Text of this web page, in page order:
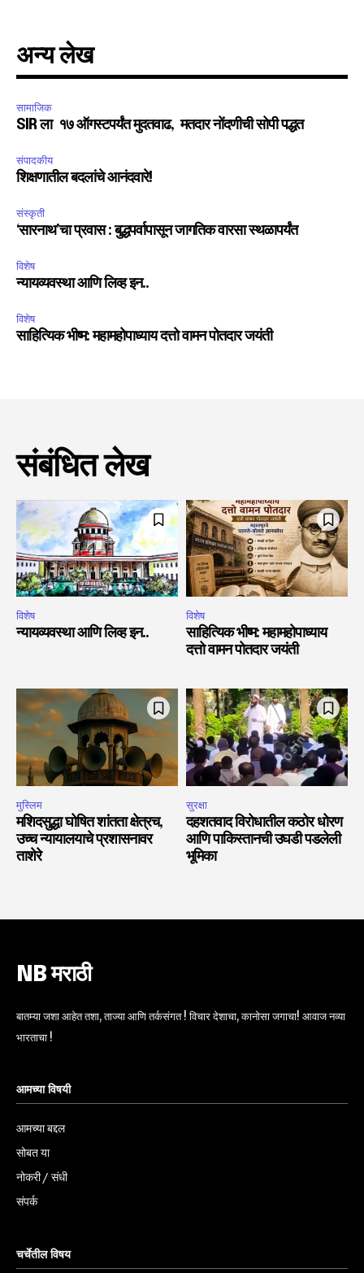
अन्य लेख
सामाजिक
SIR ला १७ ऑगस्टपर्यंत मुदतवाढ, मतदार नोंदणीची सोपी पद्धत
संपादकीय
शिक्षणातील बदलांचे आनंदवारे!
संस्कृती
‘सारनाथ’चा प्रवास : बुद्धपर्वापासून जागतिक वारसा स्थळापर्यंत
विशेष
न्यायव्यवस्था आणि लिव्ह इन..
विशेष
साहित्यिक भीष्म: महामहोपाध्याय दत्तो वामन पोतदार जयंती
संबंधित लेख
विशेष
न्यायव्यवस्था आणि लिव्ह इन..
विशेष
साहित्यिक भीष्म: महामहोपाध्याय
दत्तो वामन पोतदार जयंती
मुस्लिम
मशिदसुद्धा घोषित शांतता क्षेत्रच,
उच्च न्यायालयाचे प्रशासनावर
ताशेरे
सुरक्षा
दहशतवाद विरोधातील कठोर धोरण
आणि पाकिस्तानची उघडी पडलेली
भूमिका
NB मराठी
बातम्या जशा आहेत तशा, ताज्या आणि तर्कसंगत ! विचार देशाचा, कानोसा जगाचा! आवाज नव्या
भारताचा !
आमच्या विषयी
आमच्या बद्दल
सोबत या
नोकरी / संधी
संपर्क
चर्चेतील विषय